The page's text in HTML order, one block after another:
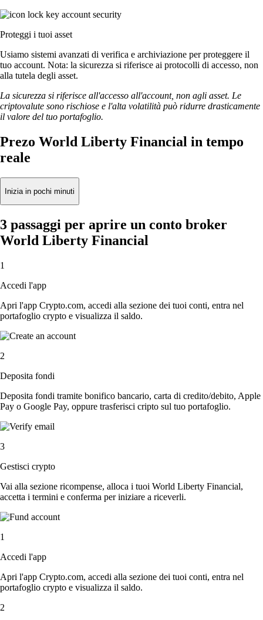
Proteggi i tuoi asset
Usiamo sistemi avanzati di verifica e archiviazione per proteggere il
tuo account. Nota: la sicurezza si riferisce ai protocolli di accesso, non
alla tutela degli asset.
La sicurezza si riferisce all'accesso all'account, non agli asset. Le
criptovalute sono rischiose e l'alta volatilità può ridurre drasticamente
il valore del tuo portafoglio.
Prezo World Liberty Financial in tempo
reale
Inizia in pochi minuti
3 passaggi per aprire un conto broker
World Liberty Financial
1
Accedi l'app
Apri l'app Crypto.com, accedi alla sezione dei tuoi conti, entra nel
portafoglio crypto e visualizza il saldo.
2
Deposita fondi
Deposita fondi tramite bonifico bancario, carta di credito/debito, Apple
Pay o Google Pay, oppure trasferisci cripto sul tuo portafoglio.
3
Gestisci crypto
Vai alla sezione ricompense, alloca i tuoi World Liberty Financial,
accetta i termini e conferma per iniziare a riceverli.
1
Accedi l'app
Apri l'app Crypto.com, accedi alla sezione dei tuoi conti, entra nel
portafoglio crypto e visualizza il saldo.
2